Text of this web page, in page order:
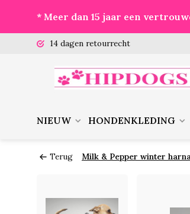
* Meer dan 15 jaar een
14 dagen retourrecht
NIEUW HONDENKLEDING
Terug Milk & Pepper winter